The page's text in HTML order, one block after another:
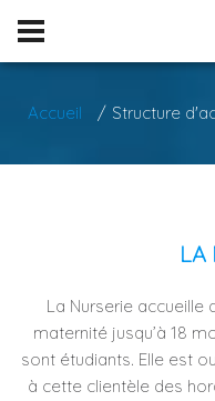
Accueil Structure
LA
La Nurserie accueille
maternité jusqu’à 18
sont étudiants. Elle est
à cette clientèle des